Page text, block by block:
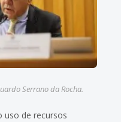
Serrano da Rocha.
uso de recursos